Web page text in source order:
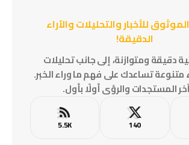
للأخبار والتحليلات والآراء
الدقيقة!
دقيقة ومتوازنة، إلى جانب تحليلات
تساعدك على فهم ما وراء الخبر.
المستجدات والرؤى أولًا بأول.
140
5.5K